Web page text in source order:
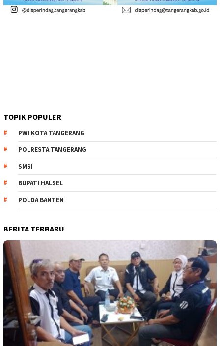
TOPIK POPULER
PWI KOTA TANGERANG
POLRESTA TANGERANG
SMSI
BUPATI HALSEL
POLDA BANTEN
BERITA TERBARU